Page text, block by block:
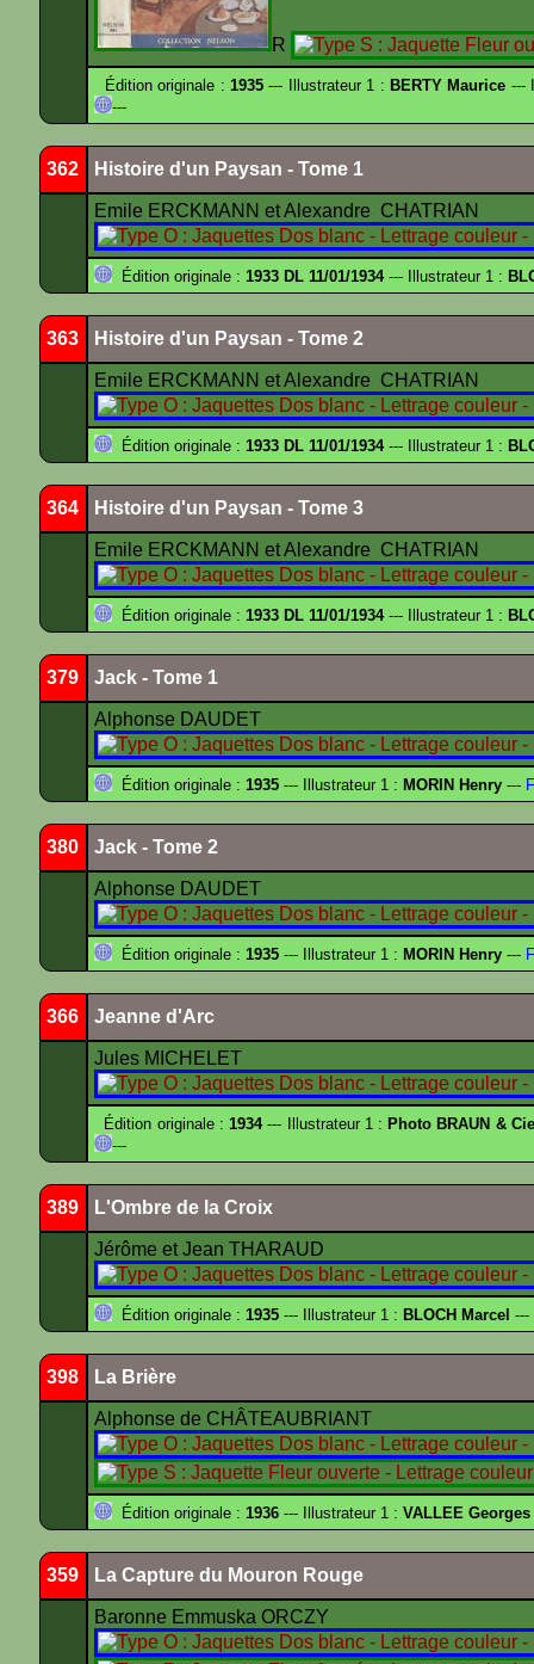
R
Édition originale : 1935--- Illustrateur 1 : BERTY Maurice ---
---
362 Histoire d'un Paysan - Tome 1
Emile ERCKMANN et Alexandre CHATRIAN
Édition originale : 1933 DL 11/01/1934--- Illustrateur 1 :
363 Histoire d'un Paysan - Tome 2
Emile ERCKMANN et Alexandre CHATRIAN
Édition originale : 1933 DL 11/01/1934--- Illustrateur 1 :
364 Histoire d'un Paysan - Tome 3
Emile ERCKMANN et Alexandre CHATRIAN
Édition originale : 1933 DL 11/01/1934--- Illustrateur 1 :
379 Jack - Tome 1
Alphonse DAUDET
Édition originale : 1935 --- Illustrateur 1 : MORIN Henry ---
380 Jack - Tome 2
Alphonse DAUDET
Édition originale : 1935 --- Illustrateur 1 : MORIN Henry ---
366 Jeanne d'Arc
Jules MICHELET
Édition originale :1934--- Illustrateur 1 : Photo BRAUN &
---
389 L'Ombre de la Croix
Jérôme et Jean THARAUD
Édition originale : 1935 --- Illustrateur 1 : BLOCH Marcel ---
398 La Brière
Alphonse de CHÂTEAUBRIANT
Édition originale : 1936 --- Illustrateur 1 : VALLEE Georges
359 La Capture du Mouron Rouge
Baronne Emmuska ORCZY